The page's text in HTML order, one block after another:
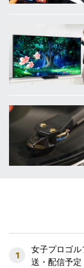
1
女子プロゴ
送・配信予定